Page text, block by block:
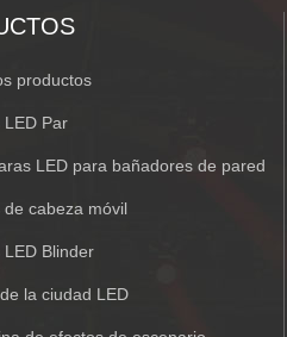
productos
LED Par
LED para bañadores de pared
de cabeza móvil
LED Blinder
la ciudad LED